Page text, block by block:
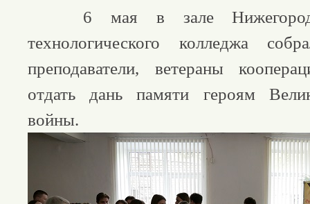
6 мая в зале
технологического колледжа
преподаватели, ветераны
отдать дань памяти героям
войны.